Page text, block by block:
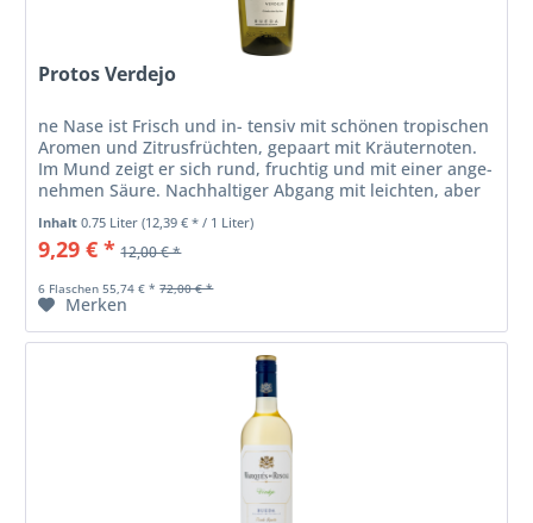
Protos Verdejo
ne Nase ist Frisch und in- tensiv mit schönen tropischen
Aromen und Zitrusfrüchten, gepaart mit Kräuternoten.
Im Mund zeigt er sich rund, fruchtig und mit einer ange-
nehmen Säure. Nachhaltiger Abgang mit leichten, aber
angenehmen...
Inhalt0.75 Liter(12,39 € * / 1 Liter)
9,29 € * 12,00 € *
6 Flaschen 55,74 € * 72,00 € *
Merken